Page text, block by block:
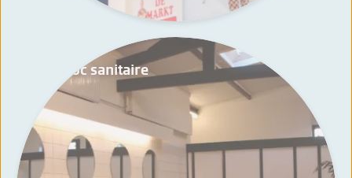
Le bloc sanitaire